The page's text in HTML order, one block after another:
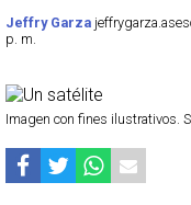
Jeffry Garza
p. m.
Imagen con fines ilustrativos.